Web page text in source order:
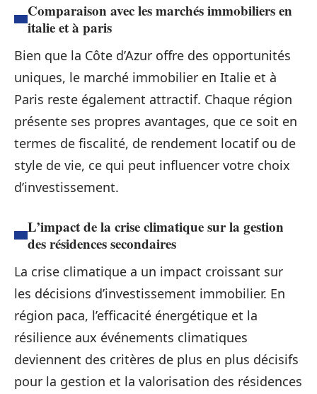
Comparaison avec les marchés immobiliers en
italie et à paris
Bien que la Côte d’Azur offre des opportunités
uniques, le marché immobilier en Italie et à
Paris reste également attractif. Chaque région
présente ses propres avantages, que ce soit en
termes de fiscalité, de rendement locatif ou de
style de vie, ce qui peut influencer votre choix
d’investissement.
L’impact de la crise climatique sur la gestion
des résidences secondaires
La crise climatique a un impact croissant sur
les décisions d’investissement immobilier. En
région paca, l’efficacité énergétique et la
résilience aux événements climatiques
deviennent des critères de plus en plus décisifs
pour la gestion et la valorisation des résidences